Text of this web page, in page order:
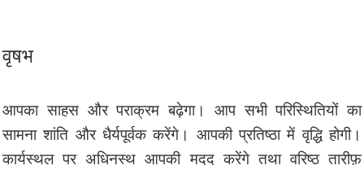
वृषभ
आपका साहस और पराक्रम बढ़ेगा। आप सभी परिस्थितियों का
सामना शांति और धैर्यपूर्वक करेंगे। आपकी प्रतिष्ठा में वृद्धि होगी।
कार्यस्थल पर अधिनस्थ आपकी मदद करेंगे तथा वरिष्ठ तारीफ़